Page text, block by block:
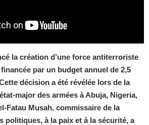
la création d’une force antiterroriste
par un budget annuel de 2,5
décision a été révélée lors de la
major des armées à Abuja, Nigeria,
Fatau Musah, commissaire de la
politiques, à la paix et à la sécurité, a